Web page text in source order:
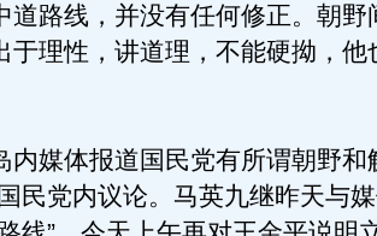
道路线，并没有任何修正。朝野
于理性，讲道理，不能硬拗，他
媒体报道国民党有所谓朝野和
民党内议论。马英九继昨天与